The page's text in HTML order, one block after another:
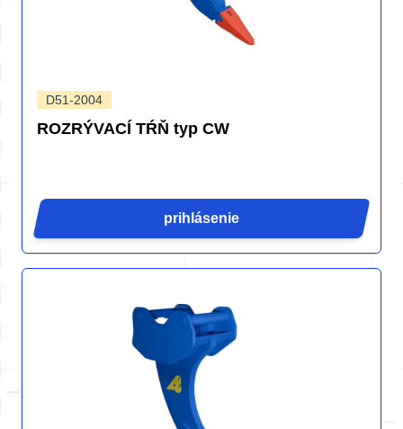
D51-2004
ROZRÝVACÍ TŔŇ typ CW
prihlásenie